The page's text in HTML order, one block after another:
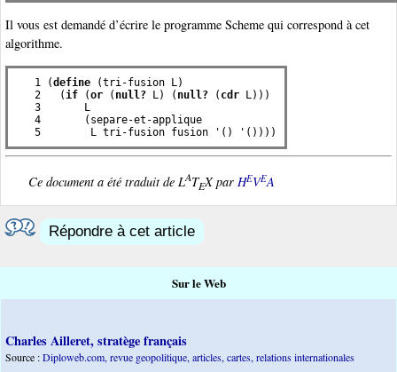
Il vous est demandé d’écrire le programme Scheme qui correspond à cet
algorithme.
   1 (
define (tri-fusion L)
   2   (
if (or ( null? L) ( null? ( cdr L)))
   3       L
   4       (separe-et-applique
   5        L tri-fusion fusion '() '())))
Ce document a été traduit de LATEX par HEVEA
Répondre à cet article
Sur le Web
Charles Ailleret, stratège français
Source :Diploweb.com, revue geopolitique, articles, cartes, relations internationales